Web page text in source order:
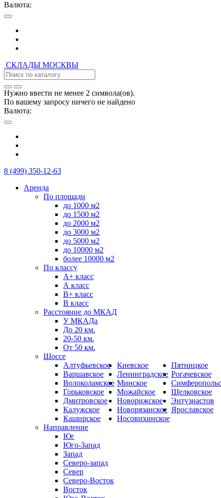
Валюта:
СКЛАДЫ МОСКВЫ
Нужно ввести не менее 2 символа(ов).
По вашему запросу ничего не найдено
Валюта:
8 (499) 350-12-63
Аренда
По площади
до 1000 м2
до 1500 м2
до 2000 м2
до 3000 м2
до 5000 м2
до 10000 м2
более 10000 м2
По классу
А+ класс
А класс
B+ класс
В класс
Расстояние до МКАД
У МКАДа
До 20 км.
20-50 км.
От 50 км.
Шоссе
Алтуфьевское
Варшавское
Волоколамское
Горьковское
Дмитровское
Калужское
Каширское
Киевское
Ленинградское
Минское
Можайское
Новорижское
Новорязанское
Носовихинское
Пятницкое
Рогачевское
Щелковское
Энтузиастов
Ярославское
Направление
Юг
Юго-Запад
Запад
Северо-запад
Север
Северо-Восток
Восток